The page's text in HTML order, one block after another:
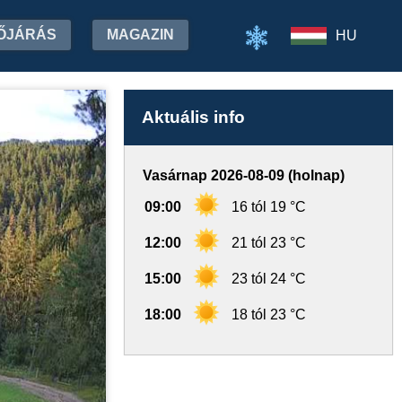
MAGAZIN HU
Aktuális info
Vasárnap 2026-08-09 (holnap)
09:00 16 tól 19 °C
12:00 21 tól 23 °C
15:00 23 tól 24 °C
18:00 18 tól 23 °C